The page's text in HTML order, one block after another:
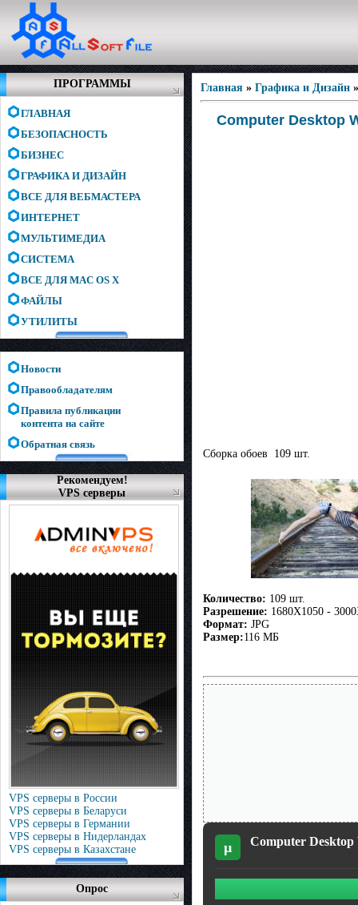
ПРОГРАММЫ
ГЛАВНАЯ
БЕЗОПАСНОСТЬ
БИЗНЕС
ГРАФИКА И ДИЗАЙН
ВСЕ ДЛЯ ВЕБМАСТЕРА
ИНТЕРНЕТ
МУЛЬТИМЕДИА
СИСТЕМА
ВСЕ ДЛЯ MAC OS X
ФАЙЛЫ
УТИЛИТЫ
Новости
Правообладателям
Правила публикации
контента на сайте
Обратная связь
Рекомендуем!
VPS серверы
VPS серверы в России
VPS серверы в Беларуси
VPS серверы в Германии
VPS серверы в Нидерландах
VPS серверы в Казахстане
Опрос
Главная » Графика и Дизайн
Computer Desktop
Сборка обоев 109 шт.
Количество: 109 шт.
Разрешение: 1680X1050 -
Формат: JPG
Размер:116 МБ
µ Computer